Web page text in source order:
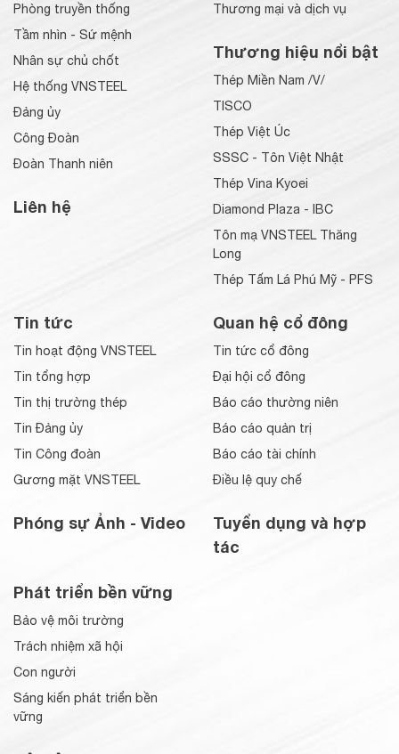
Phòng truyền thống
Tầm nhìn - Sứ mệnh
Nhân sự chủ chốt
Hệ thống VNSTEEL
Đảng ủy
Công Đoàn
Đoàn Thanh niên
Liên hệ
Thương mại và dịch vụ
Thương hiệu nổi bật
Thép Miền Nam /V/
TISCO
Thép Việt Úc
SSSC - Tôn Việt Nhật
Thép Vina Kyoei
Diamond Plaza - IBC
Tôn mạ VNSTEEL Thăng
Long
Thép Tấm Lá Phú Mỹ - PFS
Tin tức
Tin hoạt động VNSTEEL
Tin tổng hợp
Tin thị trường thép
Tin Đảng ủy
Tin Công đoàn
Gương mặt VNSTEEL
Phóng sự Ảnh - Video
Quan hệ cổ đông
Tin tức cổ đông
Đại hội cổ đông
Báo cáo thường niên
Báo cáo quản trị
Báo cáo tài chính
Điều lệ quy chế
Tuyển dụng và hợp
tác
Phát triển bền vững
Bảo vệ môi trường
Trách nhiệm xã hội
Con người
Sáng kiến phát triển bền
vững